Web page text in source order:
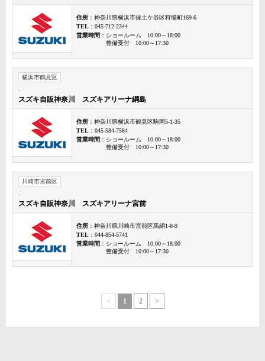
住所 ：神奈川県横浜市保土ケ谷区狩場町169-6
TEL ：045-712-2344
営業時間 ：ショールーム 10:00～18:00
整備受付 10:00～17:30
横浜市鶴見区
スズキ自販神奈川 スズキアリーナ綱島
住所 ：神奈川県横浜市鶴見区駒岡5-1-35
TEL ：045-584-7584
営業時間 ：ショールーム 10:00～18:00
整備受付 10:00～17:30
川崎市宮前区
スズキ自販神奈川 スズキアリーナ宮前
住所 ：神奈川県川崎市宮前区馬絹1-8-9
TEL ：044-854-5741
営業時間 ：ショールーム 10:00～18:00
整備受付 10:00～17:30
< 1 2 >